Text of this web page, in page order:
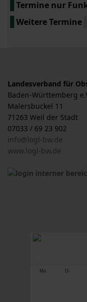
Termine nur
Weitere Termine
Landesverband für
Baden-Württemberg
Malersbuckel 11
71263 Weil der Stadt
07033 / 69 23 902
info@logl-bw.de
www.logl-bw.de
Mo Di